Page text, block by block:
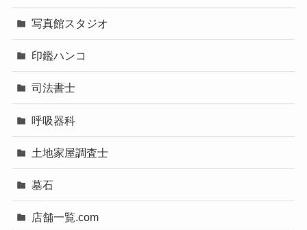
写真館スタジオ
印鑑ハンコ
司法書士
呼吸器科
土地家屋調査士
墓石
店舗一覧.com